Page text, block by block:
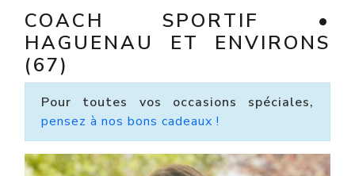
COACH SPORTIF •
HAGUENAU ET ENVIRONS
(67)
Pour toutes vos occasions spéciales,
pensez à nos bons cadeaux !